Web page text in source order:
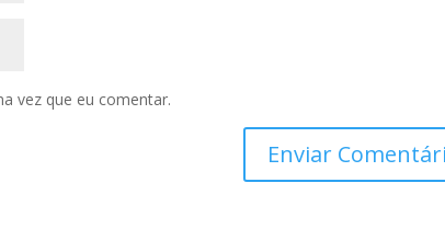
vez que eu comentar.